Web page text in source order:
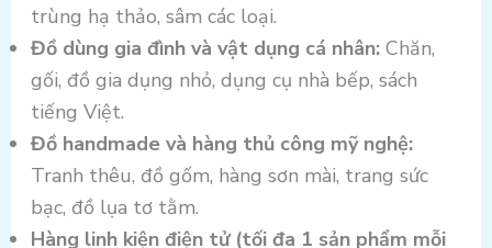
trùng hạ thảo, sâm các loại.
Đồ dùng gia đình và vật dụng cá nhân:Chăn,
gối, đồ gia dụng nhỏ, dụng cụ nhà bếp, sách
tiếng Việt.
Đồ handmade và hàng thủ công mỹ nghệ:
Tranh thêu, đồ gốm, hàng sơn mài, trang sức
bạc, đồ lụa tơ tằm.
Hàng linh kiện điện tử (tối đa 1 sản phẩm mỗi